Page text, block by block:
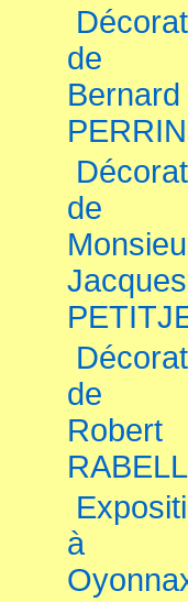
de
Bernard
PERRIN
de
Jacques
de
Robert
à